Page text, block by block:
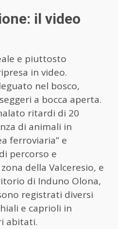
il video
e piuttosto
in video.
nel bosco,
a bocca aperta.
ritardi di 20
di animali in
ferroviaria” e
percorso e
della Valceresio, e
di Induno Olona,
registrati diversi
e caprioli in
abitati.